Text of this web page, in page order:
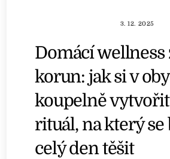
3. 12. 2025
Domácí wellness
korun: jak si v
koupelně
rituál, na který se
celý den těšit